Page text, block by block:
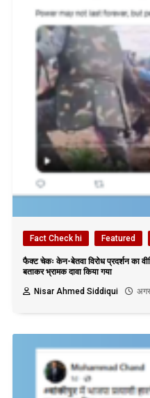
Fact Check hi Featured
फैक्ट चेकः केन-बेतवा विरोध प्रदर्शन का
बताकर भ्रामक दावा किया गया
Nisar Ahmed Siddiqui